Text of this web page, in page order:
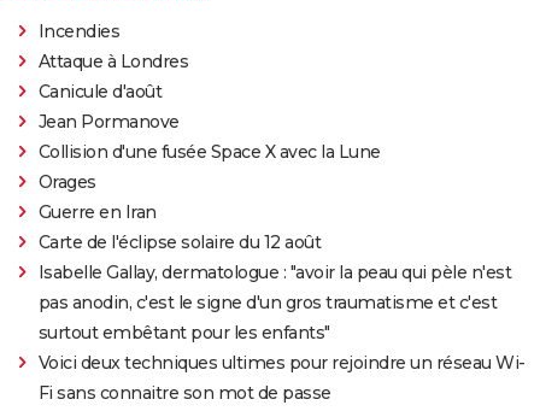
Incendies
Attaque à Londres
Canicule d'août
Jean Pormanove
Collision d'une fusée Space X avec la Lune
Orages
Guerre en Iran
Carte de l'éclipse solaire du 12 août
Isabelle Gallay, dermatologue : "avoir la peau qui pèle n'est
pas anodin, c'est le signe d'un gros traumatisme et c'est
surtout embêtant pour les enfants"
Voici deux techniques ultimes pour rejoindre un réseau Wi-
Fi sans connaitre son mot de passe